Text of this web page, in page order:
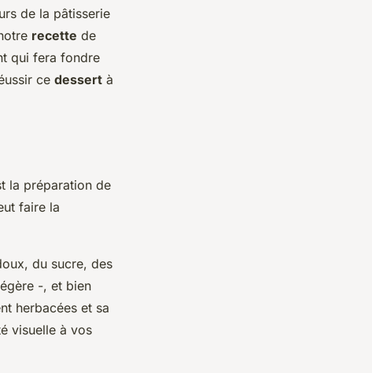
de la pâtisserie
recette de
qui fera fondre
ce dessert à
la préparation de
faire la
du sucre, des
-, et bien
herbacées et sa
visuelle à vos